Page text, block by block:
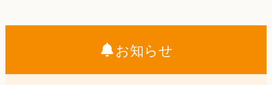
お知らせ